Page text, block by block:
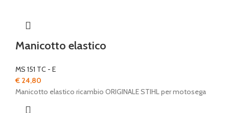
Manicotto elastico
MS 151 TC - E
€ 24,80
Manicotto elastico ricambio ORIGINALE STIHL per motosega